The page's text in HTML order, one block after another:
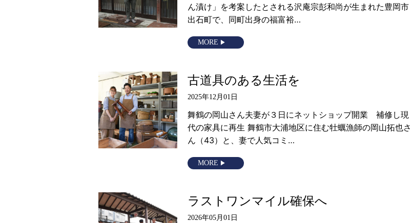
ん漬け」を考案したとされる沢庵宗彭和尚が生まれた豊岡市
出石町で、同町出身の福富裕…
MORE
古道具のある生活を
2025年12月01日
舞鶴の岡山さん夫妻が３日にネットショップ開業 補修し現
代の家具に再生 舞鶴市大浦地区に住む牡蠣漁師の岡山拓也さ
ん（43）と、妻で人気コミ…
MORE
ラストワンマイル確保へ
2026年05月01日